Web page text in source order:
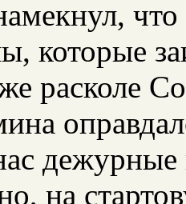
которые
расколе
дежурные
на